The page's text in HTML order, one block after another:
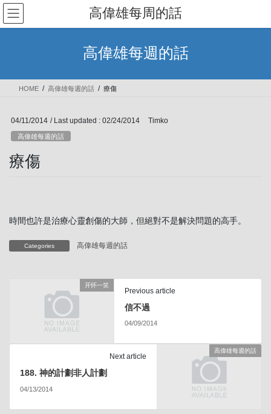
Skip
the
Skip
the
高偉雄每周的話
高偉雄每週的話
HOME 高偉雄每週的話 療傷
04/11/2014 / Last updated : 02/24/2014 Timko
高偉雄每週的話
療傷
時間也許是治療心靈創傷的大師，但絕對不是解決問題的高手。
Categories 高偉雄每週的話
开怀一笑
Previous article
信不過
04/09/2014
高偉雄每週的話
Next article
188. 神的計劃非人計劃
04/13/2014